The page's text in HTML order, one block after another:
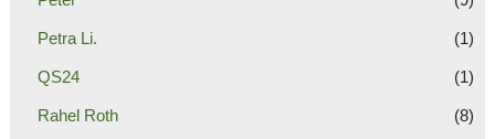
Petra Li. (1)
QS24 (1)
Rahel Roth (8)